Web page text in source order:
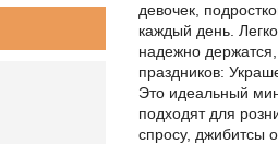
девочек,
каждый день.
надежно
праздников:
Это идеальный
подходят для
спросу, джибитсы